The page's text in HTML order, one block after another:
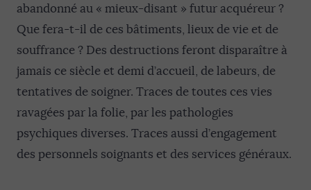
abandonné au « mieux-disant » futur acquéreur ?
Que fera-t-il de ces bâtiments, lieux de vie et de
souffrance ? Des destructions feront disparaître à
jamais ce siècle et demi d’accueil, de labeurs, de
tentatives de soigner. Traces de toutes ces vies
ravagées par la folie, par les pathologies
psychiques diverses. Traces aussi d’engagement
des personnels soignants et des services généraux.